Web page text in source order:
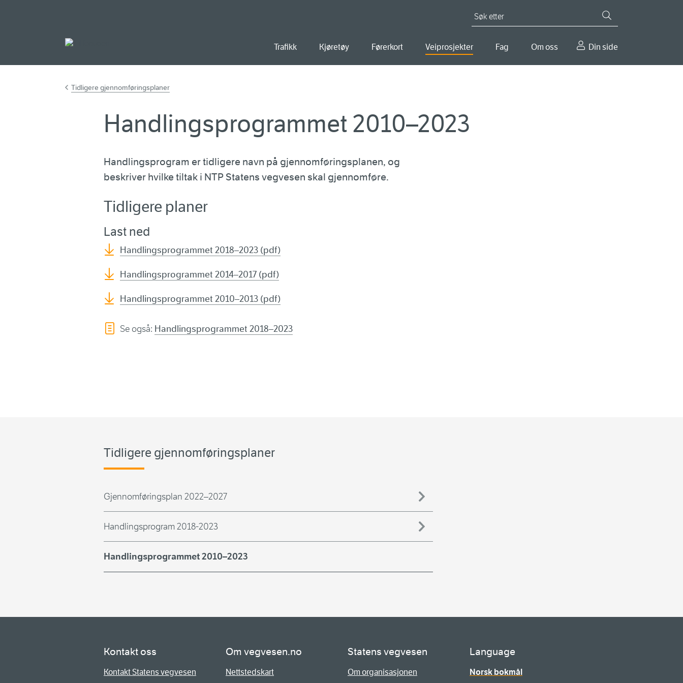
Trafikk Kjøretøy Førerkort Veiprosjekter Fag Om oss Din side
Tidligere gjennomføringsplaner
Handlingsprogrammet 2010–2023
Handlingsprogram er tidligere navn på gjennomføringsplanen, og
beskriver hvilke tiltak i NTP Statens vegvesen skal gjennomføre.
Tidligere planer
Last ned
Handlingsprogrammet 2018–2023 (pdf)
Handlingsprogrammet 2014–2017 (pdf)
Handlingsprogrammet 2010–2013 (pdf)
Se også: Handlingsprogrammet 2018–2023
Tidligere gjennomføringsplaner
Gjennomføringsplan 2022–2027
Handlingsprogram 2018-2023
Handlingsprogrammet 2010–2023
Kontakt oss
Kontakt Statens vegvesen
Om vegvesen.no
Nettstedskart
Statens vegvesen
Om organisasjonen
Language
Norsk bokmål